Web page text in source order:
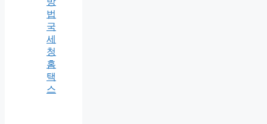
법
국
세
청
홈
택
스